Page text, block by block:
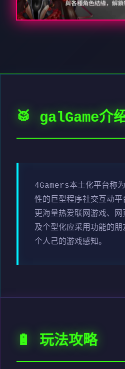
🥁 galGame介
4Gamers本土化平台称
性的巨型程序社交互动
更海量热爱联网游戏、
及个型化应采用功能的
个人己的游戏感知。
🔋 玩法攻略